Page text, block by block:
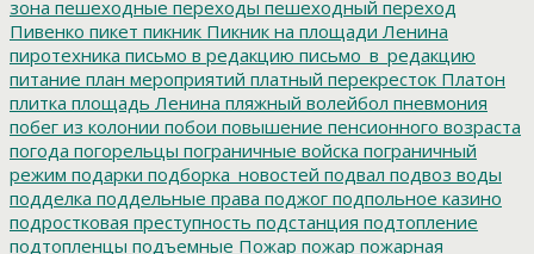
зона пешеходные переходы пешеходный переход
Пивенко пикет пикник Пикник на площади Ленина
пиротехника письмо в редакцию письмо_в_редакцию
питание план мероприятий платный перекресток Платон
плитка площадь Ленина пляжный волейбол пневмония
побег из колонии побои повышение пенсионного возраста
погода погорельцы пограничные войска пограничный
режим подарки подборка_новостей подвал подвоз воды
подделка поддельные права поджог подпольное казино
подростковая преступность подстанция подтопление
подтопленцы подъемные Пожар пожар пожарная